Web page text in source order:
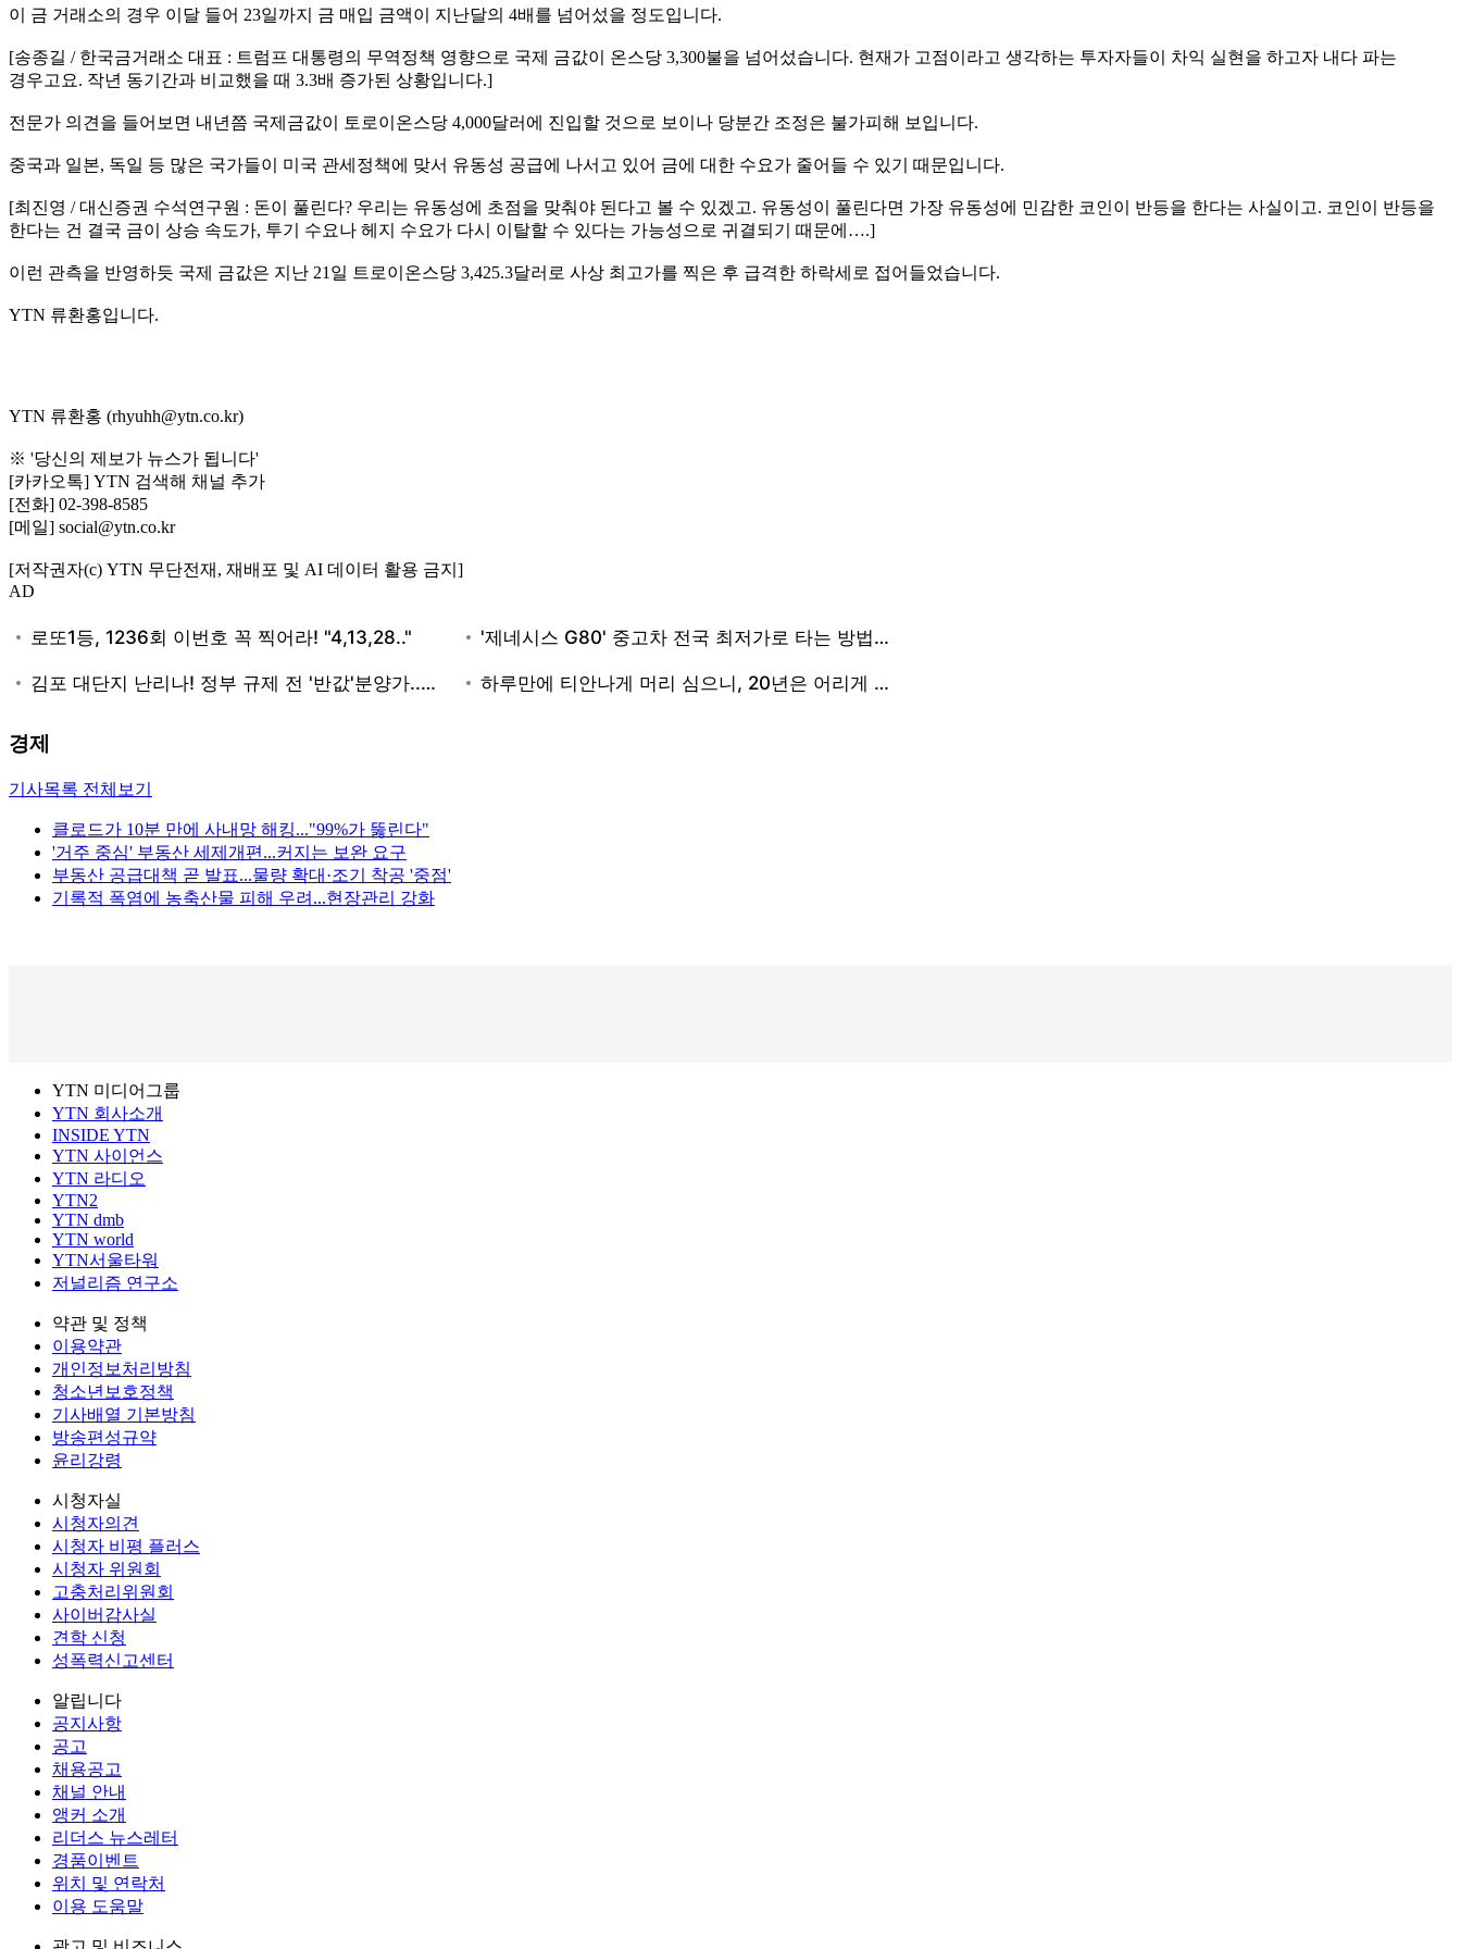
이 금 거래소의 경우 이달 들어 23일까지 금 매입 금액이 지난달의 4배를 넘어섰을 정도입니다.
[송종길 / 한국금거래소 대표 : 트럼프 대통령의 무역정책 영향으로 국제 금값이 온스당 3,300불을 넘어섰습니다. 현재가 고점이라고 생각하는 투자자들이 차익 실현을 하고자 내다 파는
경우고요. 작년 동기간과 비교했을 때 3.3배 증가된 상황입니다.]
전문가 의견을 들어보면 내년쯤 국제금값이 토로이온스당 4,000달러에 진입할 것으로 보이나 당분간 조정은 불가피해 보입니다.
중국과 일본, 독일 등 많은 국가들이 미국 관세정책에 맞서 유동성 공급에 나서고 있어 금에 대한 수요가 줄어들 수 있기 때문입니다.
[최진영 / 대신증권 수석연구원 : 돈이 풀린다? 우리는 유동성에 초점을 맞춰야 된다고 볼 수 있겠고. 유동성이 풀린다면 가장 유동성에 민감한 코인이 반등을 한다는 사실이고. 코인이 반등을
한다는 건 결국 금이 상승 속도가, 투기 수요나 헤지 수요가 다시 이탈할 수 있다는 가능성으로 귀결되기 때문에….]
이런 관측을 반영하듯 국제 금값은 지난 21일 트로이온스당 3,425.3달러로 사상 최고가를 찍은 후 급격한 하락세로 접어들었습니다.
YTN 류환홍입니다.
YTN 류환홍 (rhyuhh@ytn.co.kr)
※ '당신의 제보가 뉴스가 됩니다'
[카카오톡] YTN 검색해 채널 추가
[전화] 02-398-8585
[메일] social@ytn.co.kr
[저작권자(c) YTN 무단전재, 재배포 및 AI 데이터 활용 금지]
AD
경제
기사목록 전체보기
클로드가 10분 만에 사내망 해킹..."99%가 뚫린다"
'거주 중심' 부동산 세제개편...커지는 보완 요구
부동산 공급대책 곧 발표...물량 확대·조기 착공 '중점'
기록적 폭염에 농축산물 피해 우려...현장관리 강화
YTN 미디어그룹
YTN 회사소개
INSIDE YTN
YTN 사이언스
YTN 라디오
YTN2
YTN dmb
YTN world
YTN서울타워
저널리즘 연구소
약관 및 정책
이용약관
개인정보처리방침
청소년보호정책
기사배열 기본방침
방송편성규약
윤리강령
시청자실
시청자의견
시청자 비평 플러스
시청자 위원회
고충처리위원회
사이버감사실
견학 신청
성폭력신고센터
알립니다
공지사항
공고
채용공고
채널 안내
앵커 소개
리더스 뉴스레터
경품이벤트
위치 및 연락처
이용 도움말